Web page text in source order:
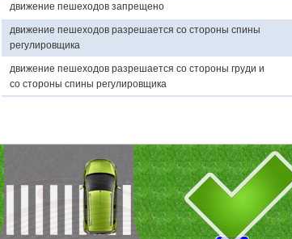
движение пешеходов запрещено
движение пешеходов разрешается со стороны спины
регулировщика
движение пешеходов разрешается со стороны груди и
со стороны спины регулировщика